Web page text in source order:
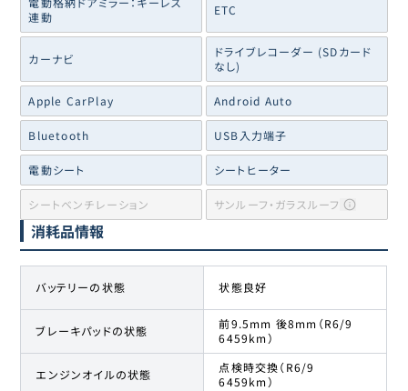
連動
ETC
カーナビ
ドライブレコーダー (SDカード
なし)
Apple CarPlay Android Auto
Bluetooth USB入力端子
電動シート シートヒーター
シートベンチレーション サンルーフ・ガラスルーフ
消耗品情報
バッテリーの状態 状態良好
ブレーキパッドの状態
前9.5mm 後8mm（R6/9
6459km）
エンジンオイルの状態
点検時交換（R6/9
6459km）